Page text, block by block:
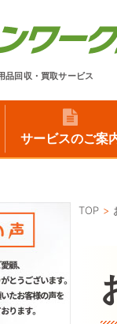
品回収・買取サービス
サービスのご案
TOP